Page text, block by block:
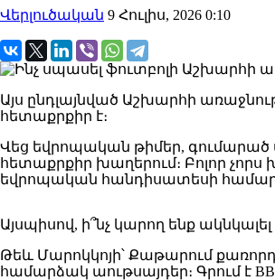
Վերլուծական 9 Հուլիս, 2026 0:10
Այս ընդլայնված Աշխարհի
հետաքրքիր է։
Վեց եվրոպական թիմեր, գումարած
հետաքրքիր խաղերում։ Բոլոր
եվրոպական հանդիսատեսի համար
Այսպիսով, ի՞նչ կարող ենք
Թեև Մարոկկոյի՝ Քաթարում
համարձակ աութսայդեր։ Գրում է